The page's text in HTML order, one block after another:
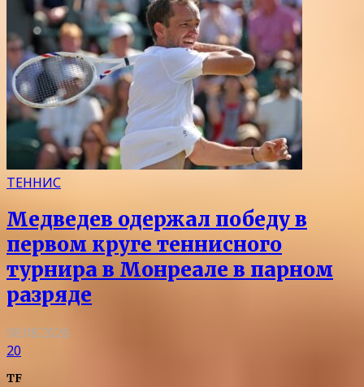
ТЕННИС
Медведев одержал победу в
первом круге теннисного
турнира в Монреале в парном
разряде
08.08.2026
20
TF